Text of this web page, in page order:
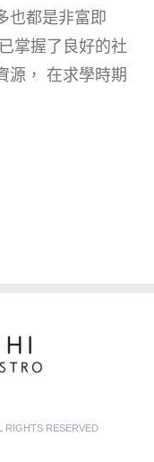
也都是非富即
掌握了良好的社
源， 在求學時期
RESERVED